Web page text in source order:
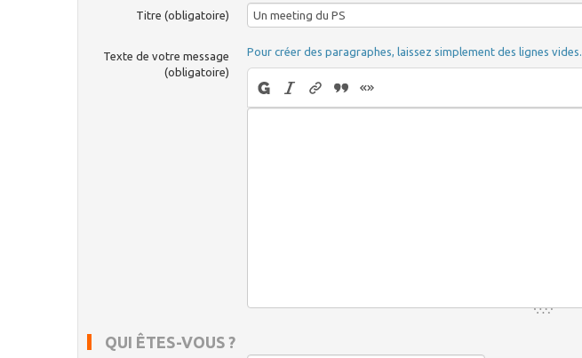
Titre (obligatoire)
Texte de votre message
(obligatoire)
Pour créer des paragraphes, laissez simplement des lignes vides.
QUI ÊTES-VOUS ?